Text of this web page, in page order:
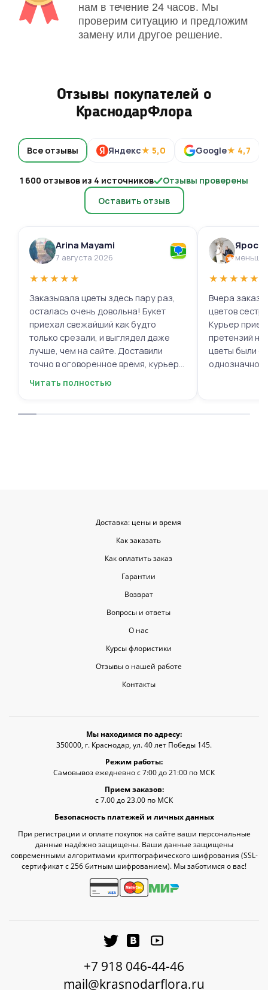
нам в течение 24 часов. Мы
проверим ситуацию и предложим
замену или другое решение.
Отзывы покупателей о
КраснодарФлора
Все отзывы Яндекс★ 5,0 Google★ 4,7
1 600 отзывов из 4 источников
Отзывы проверены
Оставить отзыв
Arina Mayami
7 августа 2026
★★★★★
Заказывала цветы здесь пару раз,
осталась очень довольна! Букет
приехал свежайший как будто
только срезали, и выглядел даже
лучше, чем на сайте. Доставили
точно в оговоренное время, курьер
вежливый, ещё и открытку с тёплыми
приятными. Однозначно буду
Читать полностью
меньше
★★★★★
Вчера
цветов
Курьер
претензий
цветы были
однозначно.
Доставка: цены и время
Как заказать
Как оплатить заказ
Гарантии
Возврат
Вопросы и ответы
О нас
Курсы флористики
Отзывы о нашей работе
Контакты
Мы находимся по адресу:
350000, г. Краснодар, ул. 40 лет Победы 145.
Режим работы:
Самовывоз ежедневно с 7:00 до 21:00 по МСК
Прием заказов:
с 7.00 до 23.00 по МСК
Безопасность платежей и личных данных
При регистрации и оплате покупок на сайте ваши персональные
данные надёжно защищены. Ваши данные защищены
современными алгоритмами криптографического шифрования (SSL-
сертификат c 256 битным шифрованием). Мы заботимся о вас!
+7 918 046-44-46
mail@krasnodarflora.ru